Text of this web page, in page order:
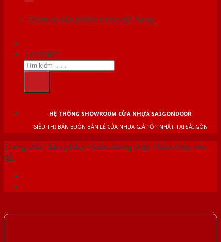
Chưa có sản phẩm trong giỏ hàng.
Tìm kiếm:
HỆ THỐNG SHOWROOM CỬA NHỰA SAIGONDOOR
SIÊU THỊ BÁN BUÔN BÁN LẺ CỬA NHỰA GIÁ TỐT NHẤT TẠI SÀI GÒN
Trang chủ /Sản phẩm /Cửa chống cháy/Cửa thép vân
gỗ